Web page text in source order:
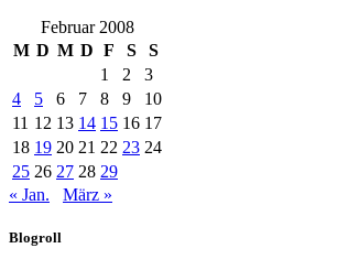
Februar 2008
M D M D F S
S
1
2
3
4
5 6 7 8 9
10
11 12 13 14 15 16 17
18 19 20 21 22 23 24
25 26 27 28 29
« Jan.
März »
Blogroll